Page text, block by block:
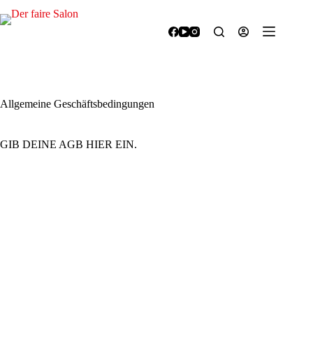
Inhalt
Allgemeine Geschäftsbedingungen
GIB DEINE AGB HIER EIN.